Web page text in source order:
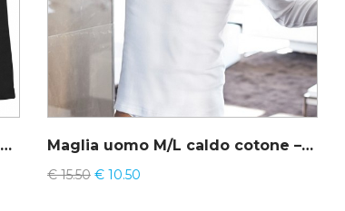
Maglia uomo dolcevita manica lunga – Cotonella GU003 Maglia uomo M/L caldo cotone – Nottingham mod. JAZZ
€15.50 €10.50